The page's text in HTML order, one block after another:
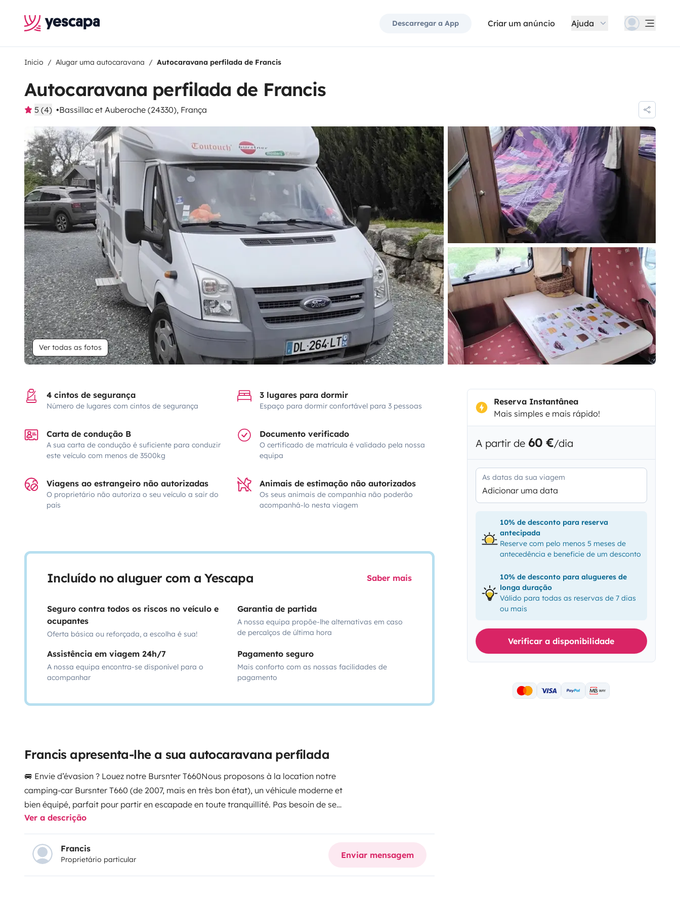
Descarregar a App Criar um anúncio Ajuda
Inicio Alugar uma autocaravana Autocaravana perfilada de Francis
Autocaravana perfilada de Francis
5 (4) Bassillac et Auberoche (24330), França
Ver todas as fotos
4 cintos de segurança
Número de lugares com cintos de segurança
3 lugares para dormir
Espaço para dormir confortável para 3 pessoas
Carta de condução B
A sua carta de condução é suficiente para conduzir
este veículo com menos de 3500kg
Documento verificado
O certificado de matrícula é validado pela nossa
equipa
Viagens ao estrangeiro não autorizadas
O proprietário não autoriza o seu veículo a sair do
país
Animais de estimação não autorizados
Os seus animais de companhia não poderão
acompanhá-lo nesta viagem
Incluído no aluguer com a Yescapa Saber mais
Seguro contra todos os riscos no veículo e
ocupantes
Oferta básica ou reforçada, a escolha é sua!
Garantia de partida
A nossa equipa propõe-lhe alternativas em caso
de percalços de última hora
Assistência em viagem 24h/7
A nossa equipa encontra-se disponível para o
acompanhar
Pagamento seguro
Mais conforto com as nossas facilidades de
pagamento
Francis apresenta-lhe a sua autocaravana perfilada
🚐 Envie d’évasion ? Louez notre Bursnter T660Nous proposons à la location notre
camping-car Bursnter T660 (de 2007, mais en très bon état), un véhicule moderne et
bien équipé, parfait pour partir en escapade en toute tranquillité. Pas besoin de se
poser mille questions : tout est prêt, vous n’avez qu’à apporter vos affaires
personnelles, vos draps et vos serviettes, nous fournissons le reste !🏡 À bord, le
confort avant tout :
nécessaire pour cuisiner :• Frigo trimixte (gaz, 12V, 230V) avec congélateur
• Plaque gaz
3 feux• Évier et ustensiles fournis• Salle de bain séparée :• Douche spacieuse• WC à
Ver a descrição
Francis
Proprietário particular Enviar mensagem
Reserva Instantânea
Mais simples e mais rápido!
A partir de 60 €/dia
As datas da sua viagem
Adicionar uma data
10% de desconto para reserva
antecipada
Reserve com pelo menos 5 meses de
antecedência e beneficie de um desconto
10% de desconto para alugueres de
longa duração
Válido para todas as reservas de 7 dias
ou mais
Verificar a disponibilidade